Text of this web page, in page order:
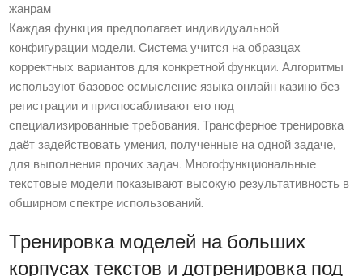
жанрам
Каждая функция предполагает индивидуальной
конфигурации модели. Система учится на образцах
корректных вариантов для конкретной функции. Алгоритмы
используют базовое осмысление языка онлайн казино без
регистрации и приспосабливают его под
специализированные требования. Трансферное тренировка
даёт задействовать умения, полученные на одной задаче,
для выполнения прочих задач. Многофункциональные
текстовые модели показывают высокую результативность в
обширном спектре использований.
Тренировка моделей на больших
корпусах текстов и дотренировка под